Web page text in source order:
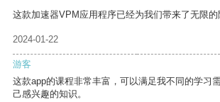
这款加速器VPM应用程序已经为我们带来了无限的
2024-01-22
游客
这款app的课程非常丰富，可以满足我不同的学习
己感兴趣的知识。